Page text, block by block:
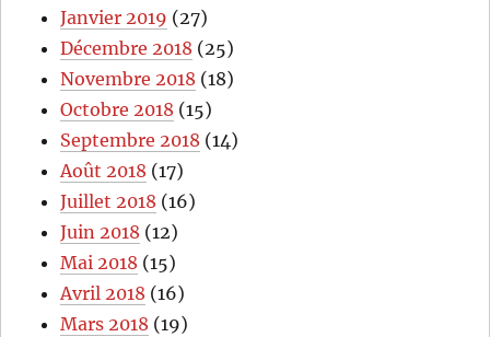
Janvier 2019 (27)
Décembre 2018 (25)
Novembre 2018 (18)
Octobre 2018 (15)
Septembre 2018 (14)
Août 2018 (17)
Juillet 2018 (16)
Juin 2018 (12)
Mai 2018 (15)
Avril 2018 (16)
Mars 2018 (19)